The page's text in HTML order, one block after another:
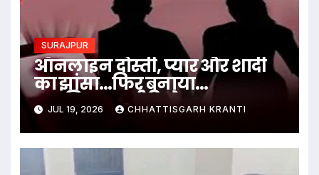
SURAJPUR
ऑनलाइन दोस्ती, प्यार और शादी
का झांसा…फिर बनाया
आपत्तिजनक वीडियो
JUL 19, 2026 CHHATTISGARH KRANTI